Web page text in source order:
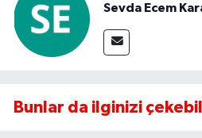
Sevda Ecem
Bunlar da ilginizi